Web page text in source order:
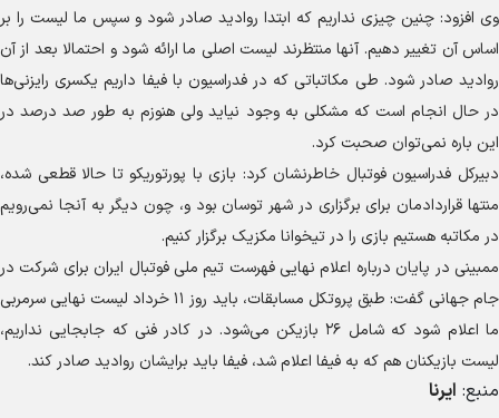
وی افزود: چنین چیزی نداریم که ابتدا روادید صادر شود و سپس ما لیست را بر
اساس آن تغییر دهیم. آنها منتظرند لیست اصلی ما ارائه شود و احتمالا بعد از آن
روادید صادر شود. طی مکاتباتی که در فدراسیون با فیفا داریم یکسری رایزنی‌ها
در حال انجام است که مشکلی به وجود نیاید ولی هنوزم به طور صد درصد در
این باره نمی‌توان صحبت کرد.
دبیرکل فدراسیون فوتبال خاطرنشان کرد: بازی با پورتوریکو تا حالا قطعی شده،
منتها قراردادمان برای برگزاری در شهر توسان بود و، چون دیگر به آنجا نمی‌رویم
در مکاتبه هستیم بازی را در تیخوانا مکزیک برگزار کنیم.
ممبینی در پایان درباره اعلام نهایی فهرست تیم ملی فوتبال ایران برای شرکت در
جام جهانی گفت: طبق پروتکل مسابقات، باید روز ۱۱ خرداد لیست نهایی سرمربی
ما اعلام شود که شامل ۲۶ بازیکن می‌شود. در کادر فنی که جابجایی نداریم،
لیست بازیکنان هم که به فیفا اعلام شد، فیفا باید برایشان روادید صادر کند.
منبع: ایرنا